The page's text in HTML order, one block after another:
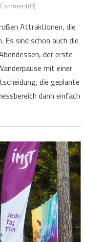
Comment(0)
Attraktionen, die
Es sind schon auch die
der erste
mit einer
die geplante
dann einfach